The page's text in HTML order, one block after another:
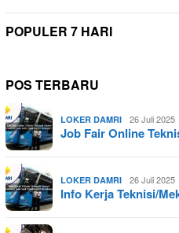
POPULER 7 HARI
POS TERBARU
LOKER DAMRI 26 Juli 2025
Job Fair Online
LOKER DAMRI 26 Juli 2025
Info Kerja Teknisi/